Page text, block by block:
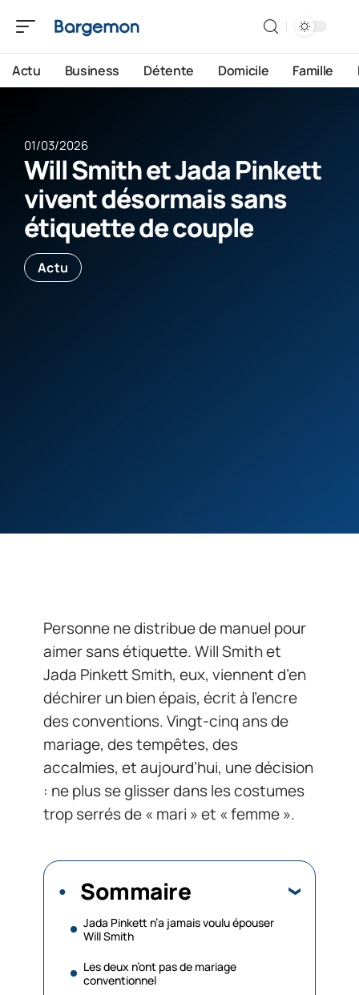
Actu Business Détente Domicile Famille
01/03/2026
Will Smith et Jada Pinkett
vivent désormais sans
étiquette de couple
Actu
Personne ne distribue de manuel pour
aimer sans étiquette. Will Smith et
Jada Pinkett Smith, eux, viennent d’en
déchirer un bien épais, écrit à l’encre
des conventions. Vingt-cinq ans de
mariage, des tempêtes, des
accalmies, et aujourd’hui, une décision
: ne plus se glisser dans les costumes
trop serrés de « mari » et « femme ».
Sommaire
Jada Pinkett n’a jamais voulu épouser
Will Smith
Les deux n’ont pas de mariage
conventionnel